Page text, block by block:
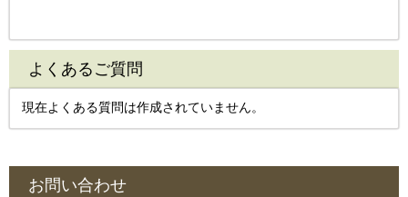
よくあるご質問
現在よくある質問は作成されていません。
お問い合わせ